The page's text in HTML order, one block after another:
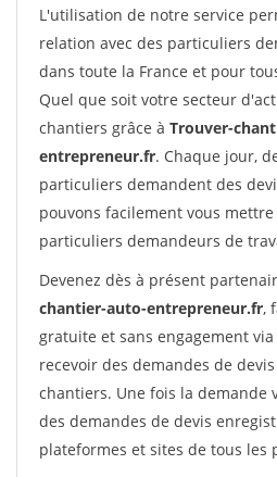
L'utilisation de notre service
relation avec des particuliers
dans toute la France et pour
Quel que soit votre secteur
chantiers grâce à Trouver-
entrepreneur.fr. Chaque jour,
particuliers demandent des
pouvons facilement vous
particuliers demandeurs de
Devenez dès à présent
chantier-auto-entrepreneur.fr,
gratuite et sans engagement
recevoir des demandes de
chantiers. Une fois la demande
des demandes de devis
plateformes et sites de tous les